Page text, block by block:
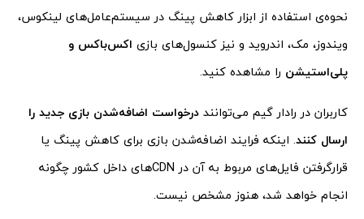
نحوه‌ی استفاده از ابزار کاهش پینگ در سیستم‌عامل‌های لینکوس،
ویندوز، مک، اندروید و نیز کنسول‌های بازی اکس‌باکس و
پلی‌استیشن را مشاهده کنید.
کاربران در رادار گیم می‌توانند درخواست اضافه‌شدن بازی جدید را
ارسال کنند. اینکه فرایند اضافه‌شدن بازی برای کاهش پینگ یا
قرار‌گرفتن فایل‌های مربوط به آن در CDNهای داخل کشور چگونه
انجام خواهد شد، هنوز مشخص نیست.